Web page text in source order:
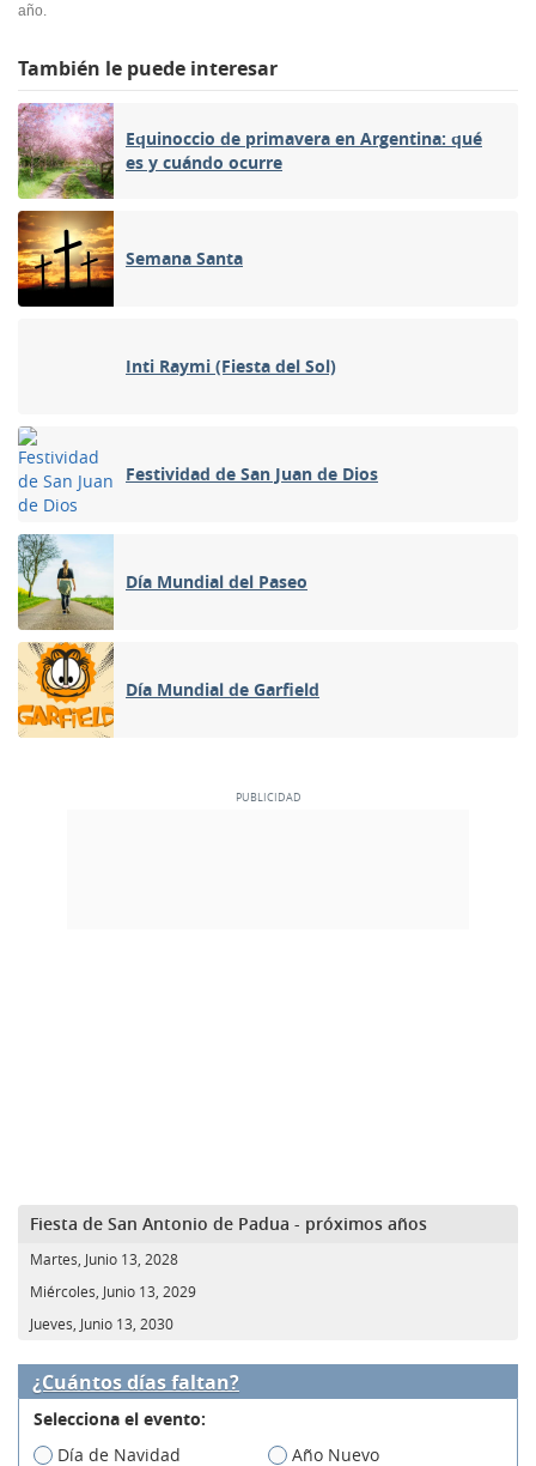
año.
También le puede interesar
Equinoccio de primavera en Argentina: qué
es y cuándo ocurre
Semana Santa
Inti Raymi (Fiesta del Sol)
Festividad de San Juan de Dios
Día Mundial del Paseo
Día Mundial de Garfield
Fiesta de San Antonio de Padua - próximos años
Martes, Junio 13, 2028
Miércoles, Junio 13, 2029
Jueves, Junio 13, 2030
¿Cuántos días faltan?
Selecciona el evento:
Día de Navidad
Año Nuevo